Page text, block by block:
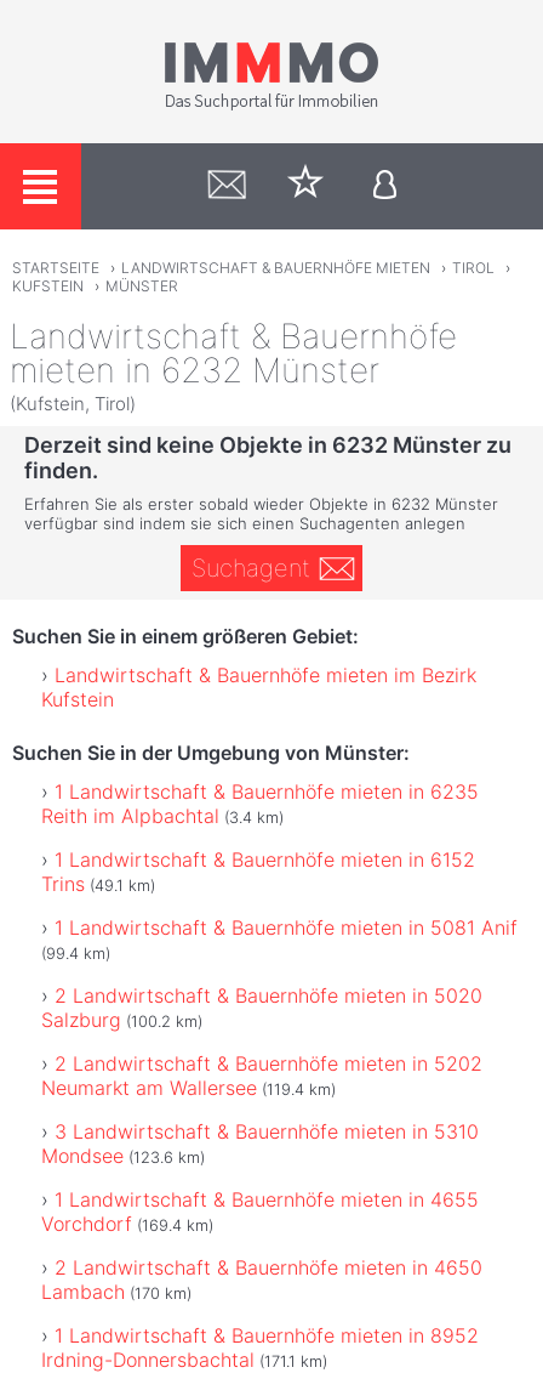
STARTSEITE › LANDWIRTSCHAFT & BAUERNHÖFE MIETEN › TIROL
›
KUFSTEIN
› MÜNSTER
Landwirtschaft & Bauernhöfe
mieten in 6232 Münster
(Kufstein, Tirol)
Derzeit sind keine Objekte in 6232 Münster zu
finden.
Erfahren Sie als erster sobald wieder Objekte in 6232 Münster
verfügbar sind indem sie sich einen Suchagenten anlegen
Suchagent
Suchen Sie in einem größeren Gebiet:
Landwirtschaft & Bauernhöfe mieten im Bezirk
Kufstein
Suchen Sie in der Umgebung von Münster:
1 Landwirtschaft & Bauernhöfe mieten in 6235
Reith im Alpbachtal (3.4 km)
1 Landwirtschaft & Bauernhöfe mieten in 6152
Trins (49.1 km)
1 Landwirtschaft & Bauernhöfe mieten in 5081 Anif
(99.4 km)
2 Landwirtschaft & Bauernhöfe mieten in 5020
Salzburg (100.2 km)
2 Landwirtschaft & Bauernhöfe mieten in 5202
Neumarkt am Wallersee (119.4 km)
3 Landwirtschaft & Bauernhöfe mieten in 5310
Mondsee (123.6 km)
1 Landwirtschaft & Bauernhöfe mieten in 4655
Vorchdorf (169.4 km)
2 Landwirtschaft & Bauernhöfe mieten in 4650
Lambach (170 km)
1 Landwirtschaft & Bauernhöfe mieten in 8952
Irdning-Donnersbachtal (171.1 km)